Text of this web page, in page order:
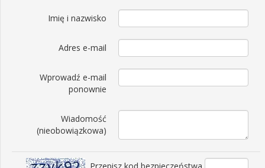
Imię i nazwisko
Adres e-mail
Wprowadź e-mail
ponownie
Wiadomość
(nieobowiązkowa)